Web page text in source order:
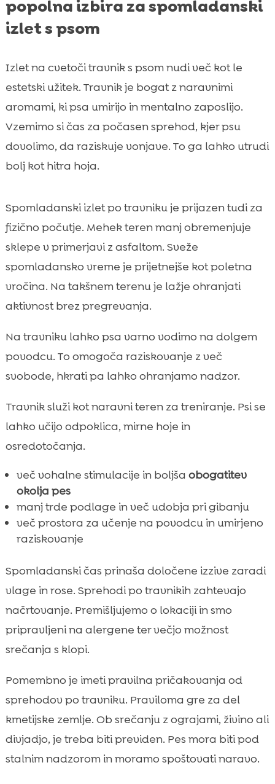
popolna izbira za spomladanski
izlet s psom
Izlet na cvetoči travnik s psom nudi več kot le
estetski užitek. Travnik je bogat z naravnimi
aromami, ki psa umirijo in mentalno zaposlijo.
Vzemimo si čas za počasen sprehod, kjer psu
dovolimo, da raziskuje vonjave. To ga lahko utrudi
bolj kot hitra hoja.
Spomladanski izlet po travniku je prijazen tudi za
fizično počutje. Mehek teren manj obremenjuje
sklepe v primerjavi z asfaltom. Sveže
spomladansko vreme je prijetnejše kot poletna
vročina. Na takšnem terenu je lažje ohranjati
aktivnost brez pregrevanja.
Na travniku lahko psa varno vodimo na dolgem
povodcu. To omogoča raziskovanje z več
svobode, hkrati pa lahko ohranjamo nadzor.
Travnik služi kot naravni teren za treniranje. Psi se
lahko učijo odpoklica, mirne hoje in
osredotočanja.
več vohalne stimulacije in boljša obogatitev
okolja pes
manj trde podlage in več udobja pri gibanju
več prostora za učenje na povodcu in umirjeno
raziskovanje
Spomladanski čas prinaša določene izzive zaradi
vlage in rose. Sprehodi po travnikih zahtevajo
načrtovanje. Premišljujemo o lokaciji in smo
pripravljeni na alergene ter večjo možnost
srečanja s klopi.
Pomembno je imeti pravilna pričakovanja od
sprehodov po travniku. Praviloma gre za del
kmetijske zemlje. Ob srečanju z ograjami, živino ali
divjadjo, je treba biti previden. Pes mora biti pod
stalnim nadzorom in moramo spoštovati naravo.